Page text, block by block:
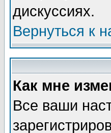
дискуссиях.
Вернуться к
Как мне
Все ваши